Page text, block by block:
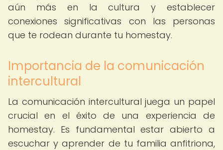
aún más en la cultura y establecer
conexiones significativas con las personas
que te rodean durante tu homestay.
Importancia de la comunicación
intercultural
La comunicación intercultural juega un papel
crucial en el éxito de una experiencia de
homestay. Es fundamental estar abierto a
escuchar y aprender de tu familia anfitriona,